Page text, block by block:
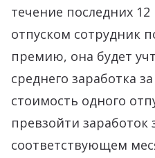
течение последних
отпуском сотрудник
премию, она будет
среднего заработка
стоимость одного
превзойти заработок
соответствующем